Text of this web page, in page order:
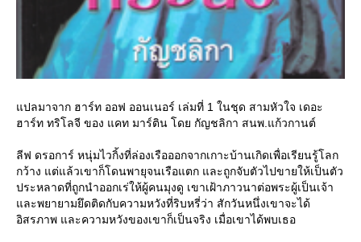
ปลมาจาก ฮาร์ท ออฟ ออนเนอร์ เล่มที่ 1 ในชุด สามหัวใจ เดอะ
ฮาร์ท ทริโลจี ของ แคท มาร์ติน โดย กัญชลิกา สนพ.แก้วกานต์
ลีฟ ดรอการ์ หนุ่มไวกิ้งที่ล่องเรือออกจากเกาะบ้านเกิดเพื่อเรียนรู้โลก
กว้าง แต่แล้วเขาก็โดนพายุจนเรือแตก และถูกจับตัวไปขายให้เป็นตัว
ประหลาดที่ถูกนำออกเร่ให้ผู้คนมุงดู เขาเฝ้าภาวนาต่อพระผู้เป็นเจ้า
ละพยายามยึดติดกับความหวังที่ริบหรี่ว่า สักวันหนึ่งเขาจะได้
อิสรภาพ และความหวังของเขาก็เป็นจริง เมื่อเขาได้พบเธอ